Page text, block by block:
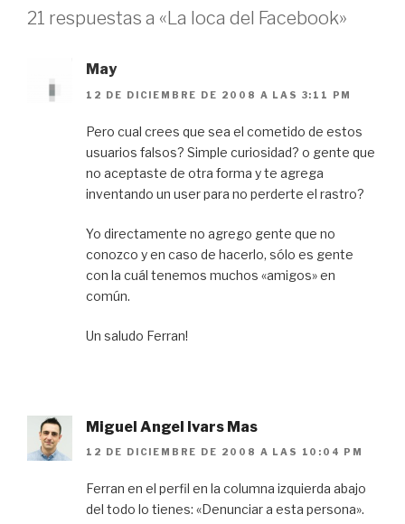
21 respuestas a «La loca del Facebook»
May
12 DE DICIEMBRE DE 2008 A LAS 3:11 PM
Pero cual crees que sea el cometido de estos
usuarios falsos? Simple curiosidad? o gente que
no aceptaste de otra forma y te agrega
inventando un user para no perderte el rastro?
Yo directamente no agrego gente que no
conozco y en caso de hacerlo, sólo es gente
con la cuál tenemos muchos «amigos» en
común.
Un saludo Ferran!
Miguel Angel Ivars Mas
12 DE DICIEMBRE DE 2008 A LAS 10:04 PM
Ferran en el perfil en la columna izquierda abajo
del todo lo tienes: «Denunciar a esta persona».